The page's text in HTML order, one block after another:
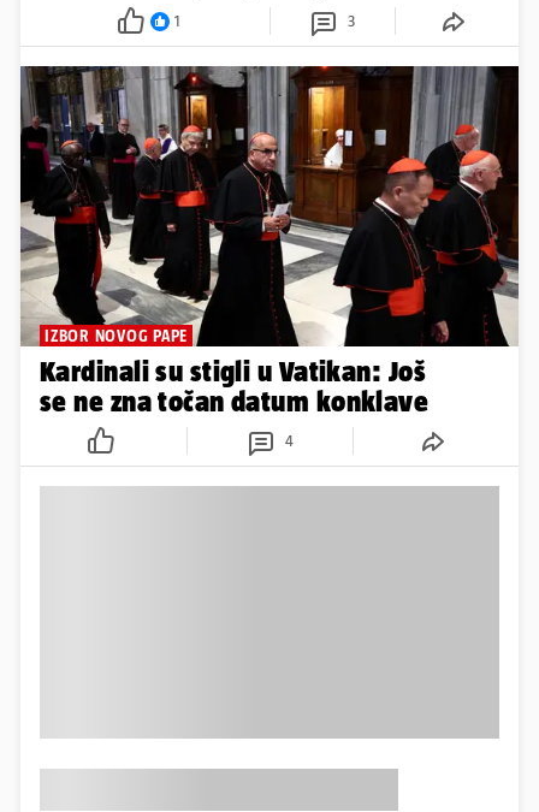
1 3
IZBOR NOVOG PAPE
Kardinali su stigli u Vatikan: Još
se ne zna točan datum konklave
4